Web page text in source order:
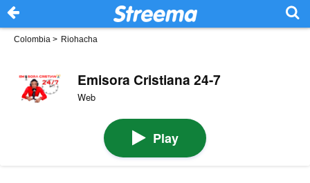
Colombia > Riohacha
Emisora Cristiana 24-7
Web
Play